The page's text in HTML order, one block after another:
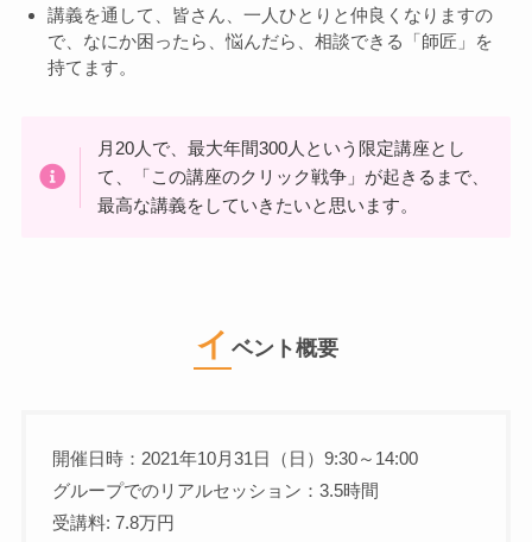
講義を通して、皆さん、一人ひとりと仲良くなりますの
で、なにか困ったら、悩んだら、相談できる「師匠」を
持てます。
月20人で、最大年間300人という限定講座とし
て、「この講座のクリック戦争」が起きるまで、
最高な講義をしていきたいと思います。
イ ベント概要
開催日時：2021年10月31日（日）9:30～14:00
グループでのリアルセッション：3.5時間
受講料: 7.8万円